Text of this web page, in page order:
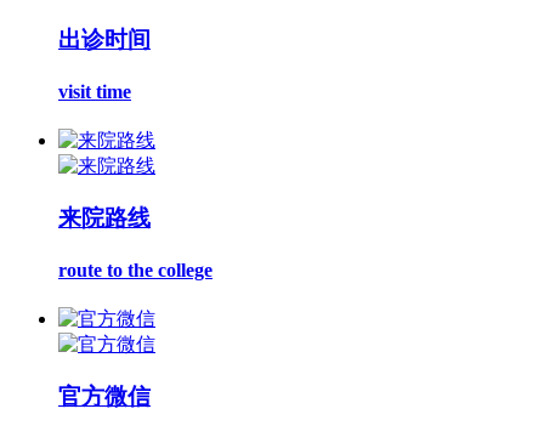
出诊时间
visit time
来院路线
route to the college
官方微信